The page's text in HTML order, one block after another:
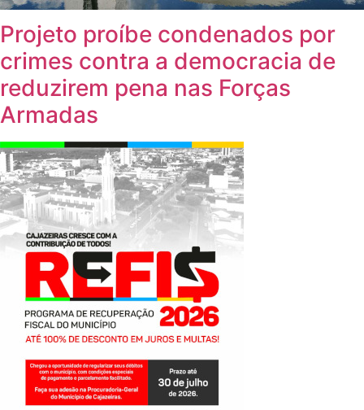
Projeto proíbe condenados por
crimes contra a democracia de
reduzirem pena nas Forças
Armadas